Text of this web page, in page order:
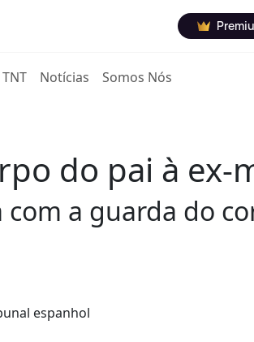
TNT Notícias Somos Nós
do pai à ex-
a guarda do
espanhol